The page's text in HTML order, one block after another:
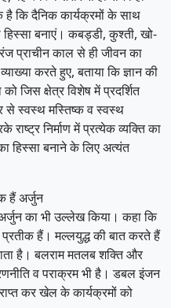
कि दैनिक कार्यक्रमों के साथ
बनाएं। कबड्डी, कुश्ती, खो-
प्राचीन काल से ही जीवन का
करते हुए, बताया कि ज्ञान की
जिस क्षेत्र विशेष में प्रदर्शित
से स्वस्थ मस्तिष्क व स्वस्थ
राष्ट्र निर्माण में प्रत्येक व्यक्ति का
हिस्सा बनाने के लिए अत्यंत
हैं अर्जुन
अर्जुन का भी उल्लेख किया। कहा कि
हैं। मल्लयुद्ध की बात करते हैं
है। बलराम मतलब शक्ति और
व पराक्रम भी है। डबल इंजन
कर खेल के कार्यक्रमों को